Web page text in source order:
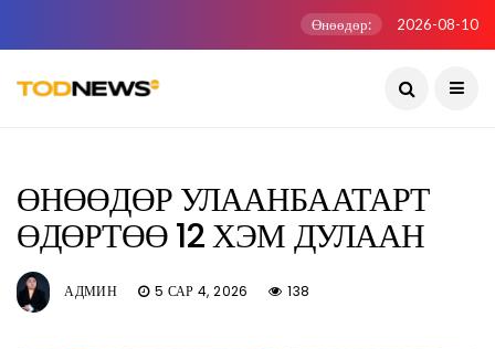
Өнөөдөр: 2026-08-10
ӨНӨӨДӨР УЛААНБААТАРТ
ӨДӨРТӨӨ 12 ХЭМ ДУЛААН
АДМИН 5 САР 4, 2026 138